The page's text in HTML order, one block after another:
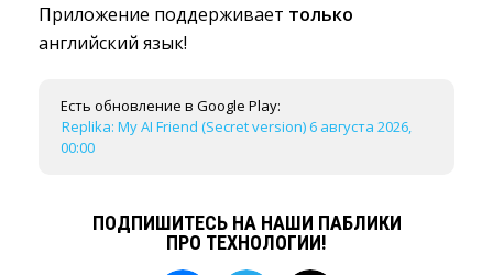
Приложение поддерживает только
английский язык!
Есть обновление в Google Play:
Replika: My AI Friend (Secret version) 6 августа 2026,
00:00
ПОДПИШИТЕСЬ НА НАШИ ПАБЛИКИ
ПРО ТЕХНОЛОГИИ!